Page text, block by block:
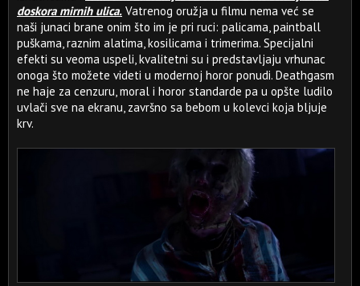
doskora mirnih ulica. Vatrenog oružja u filmu nema već se
naši junaci brane onim što im je pri ruci: palicama, paintball
puškama, raznim alatima, kosilicama i trimerima. Specijalni
efekti su veoma uspeli, kvalitetni su i predstavljaju vrhunac
onoga što možete videti u modernoj horor ponudi. Deathgasm
ne haje za cenzuru, moral i horor standarde pa u opšte ludilo
uvlači sve na ekranu, završno sa bebom u kolevci koja bljuje
krv.